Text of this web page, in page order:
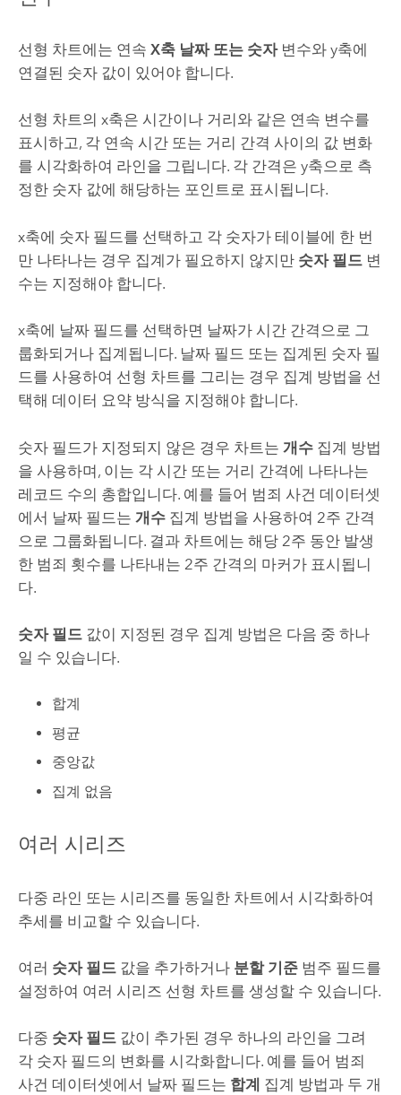
선형 차트에는 연속 X축 날짜 또는 숫자변수와 y축에
연결된 숫자 값이 있어야 합니다.
선형 차트의 x축은 시간이나 거리와 같은 연속 변수를
표시하고, 각 연속 시간 또는 거리 간격 사이의 값 변화
를 시각화하여 라인을 그립니다. 각 간격은 y축으로 측
정한 숫자 값에 해당하는 포인트로 표시됩니다.
x축에 숫자 필드를 선택하고 각 숫자가 테이블에 한 번
만 나타나는 경우 집계가 필요하지 않지만 숫자 필드변
수는 지정해야 합니다.
x축에 날짜 필드를 선택하면 날짜가 시간 간격으로 그
룹화되거나 집계됩니다. 날짜 필드 또는 집계된 숫자 필
드를 사용하여 선형 차트를 그리는 경우 집계 방법을 선
택해 데이터 요약 방식을 지정해야 합니다.
숫자 필드가 지정되지 않은 경우 차트는 개수집계 방법
을 사용하며, 이는 각 시간 또는 거리 간격에 나타나는
레코드 수의 총합입니다. 예를 들어 범죄 사건 데이터셋
에서 날짜 필드는 개수집계 방법을 사용하여 2주 간격
으로 그룹화됩니다. 결과 차트에는 해당 2주 동안 발생
한 범죄 횟수를 나타내는 2주 간격의 마커가 표시됩니
다.
숫자 필드값이 지정된 경우 집계 방법은 다음 중 하나
일 수 있습니다.
합계
평균
중앙값
집계 없음
여러 시리즈
다중 라인 또는 시리즈를 동일한 차트에서 시각화하여
추세를 비교할 수 있습니다.
여러 숫자 필드값을 추가하거나 분할 기준범주 필드를
설정하여 여러 시리즈 선형 차트를 생성할 수 있습니다.
다중 숫자 필드값이 추가된 경우 하나의 라인을 그려
각 숫자 필드의 변화를 시각화합니다. 예를 들어 범죄
사건 데이터셋에서 날짜 필드는 합계 집계 방법과 두 개